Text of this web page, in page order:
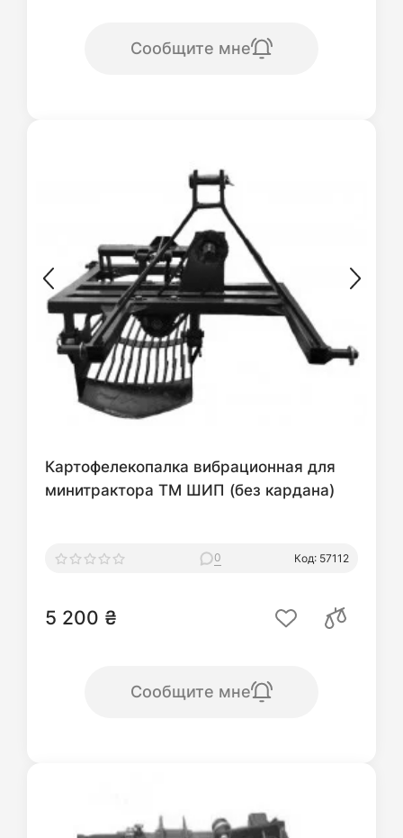
Сообщите мне
Картофелекопалка вибрационная для
минитрактора ТМ ШИП (без кардана)
0 Код: 57112
5 200 ₴
Сообщите мне